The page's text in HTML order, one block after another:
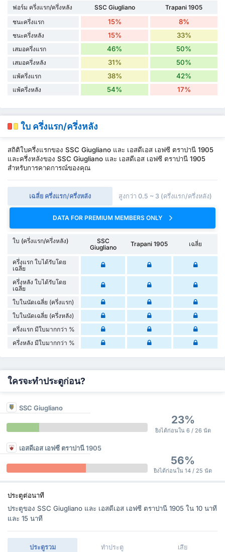
ฟอร์ม ครึ่งแรก/ครึ่งหลัง SSC Giugliano
Trapani 1905
ชนะครึ่งแรก
15% 8%
ชนะครึ่งหลัง 15% 33%
เสมอครึ่งแรก 46% 50%
เสมอครึ่งหลัง 31% 50%
แพ้ครึ่งแรก 38% 42%
แพ้ครึ่งหลัง 54% 17%
ใบ ครึ่งแรก/ครึ่งหลัง
สถิติใบครึ่งแรกของ SSC Giugliano และ เอสดีเอส เอฟซี ตราปานี 1905
และครึ่งหลังของ SSC Giugliano และ เอสดีเอส เอฟซี ตราปานี 1905
สำหรับการคาดการณ์ของคุณ
เฉลี่ย ครึ่งแรก/ครึ่งหลัง สูงกว่า 0.5 ~ 3 (ครึ่งแรก/ครึ่งหลัง)
DATA FOR PREMIUM MEMBERS ONLY
ใบ (ครึ่งแรก/ครึ่งหลัง)
SSC
Giugliano
Trapani 1905 เฉลี่ย
ครึ่งแรก ใบได้รับโดย
เฉลี่ย
ครึ่งหลัง ใบได้รับโดย
เฉลี่ย
ใบในนัดเฉลี่ย (ครึ่งแรก)
ใบในนัดเฉลี่ย (ครึ่งหลัง)
ครึ่งแรก มีใบมากกว่า %
ครึ่งหลัง มีใบมากกว่า %
ใครจะทำประตูก่อน?
SSC Giugliano
23%
ยิงได้ก่อนใน 6 / 26 นัด
เอสดีเอส เอฟซี ตราปานี 1905
56%
ยิงได้ก่อนใน 14 / 25 นัด
ประตูต่อนาที
ประตูของ SSC Giugliano และ เอสดีเอส เอฟซี ตราปานี 1905 ใน 10 นาที
และ 15 นาที
ประตูรวม ทำประตู เสีย